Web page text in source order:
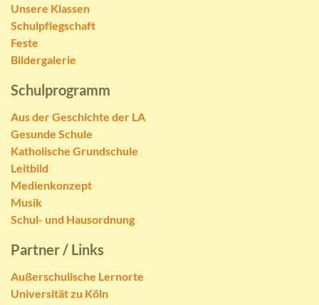
Unsere Klassen
Schulpflegschaft
Feste
Bildergalerie
Schulprogramm
Aus der Geschichte der LA
Gesunde Schule
Katholische Grundschule
Leitbild
Medienkonzept
Musik
Schul- und Hausordnung
Partner / Links
Außerschulische Lernorte
Universität zu Köln